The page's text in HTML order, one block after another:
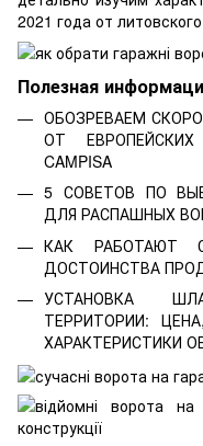
2021 года от
Полезная
ОБОЗРЕВАЕМ
ОТ
CAMPISA
5 СОВЕТОВ ПО
ДЛЯ РАСПАШНЫХ
КАК РАБОТАЮТ
ДОСТОИНСТВА
УСТАНОВКА
ТЕРРИТОРИИ:
ХАРАКТЕРИСТИКИ